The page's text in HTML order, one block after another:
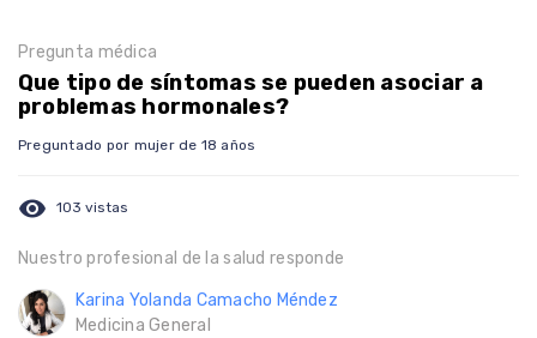
Pregunta médica
Que tipo de síntomas se pueden asociar a
problemas hormonales?
Preguntado por mujer de 18 años
visibility 103 vistas
Nuestro profesional de la salud responde
Karina Yolanda Camacho Méndez
Medicina General